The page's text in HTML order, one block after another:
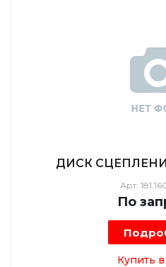
ДИСК СЦЕПЛЕНИЯ
Арт.
По зап
Купить